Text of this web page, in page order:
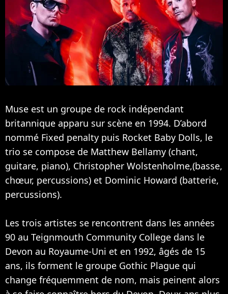
Muse est un groupe de rock indépendant
britannique apparu sur scène en 1994. D’abord
nommé Fixed penalty puis Rocket Baby Dolls, le
trio se compose de Matthew Bellamy (chant,
guitare, piano), Christopher Wolstenholme,(basse,
chœur, percussions) et Dominic Howard (batterie,
percussions).
Les trois artistes se rencontrent dans les années
90 au Teignmouth Community College dans le
Devon au Royaume-Uni et en 1992, âgés de 15
ans, ils forment le groupe Gothic Plague qui
change fréquemment de nom, mais peinent alors